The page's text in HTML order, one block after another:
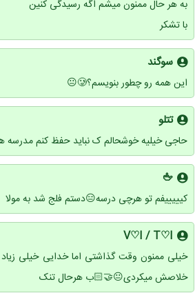
به هر حال ممنون میشم اگه رسیدگی کنین
با تشکر
سوگند
این همه رو چطور بنویسم؟🥲😐
تتلو
حاجی خیلیه خوشحالم ک نباید حفظ کنم
🖕
کیییییفم تو هرچی درسه😑دستم فلج شد به مولا
V♡I / T♡I
خیلی ممنون وقت گذاشتی اما خدایی خیلی
خلاصش میکردی😐🤝🏻ب هرحال تنک